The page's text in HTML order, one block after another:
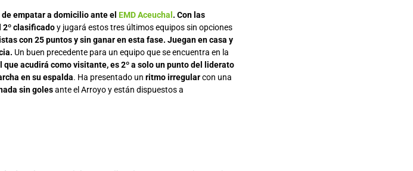
empatar a domicilio ante el EMD Aceuchal . Con las
2º clasificadoy jugará estos tres últimos equipos sin opciones
con 25 puntos y sin ganar en esta fase. Juegan en casa y
Un buen precedente para un equipo que se encuentra en la
que acudirá como visitante, es 2º a solo un punto del liderato
en su espalda. Ha presentado un ritmo irregularcon una
sin golesante el Arroyo y están dispuestos a